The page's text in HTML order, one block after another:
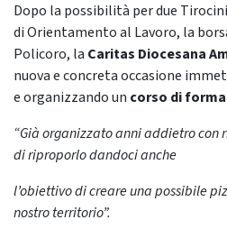
Dopo la possibilità per due
di Orientamento al Lavoro, la
Policoro, la Caritas Diocesana
nuova e concreta occasione
e organizzando un corso di
“Già organizzato anni addietro
di riproporlo dandoci anche
l’obiettivo di creare una possibile
nostroterritorio”.